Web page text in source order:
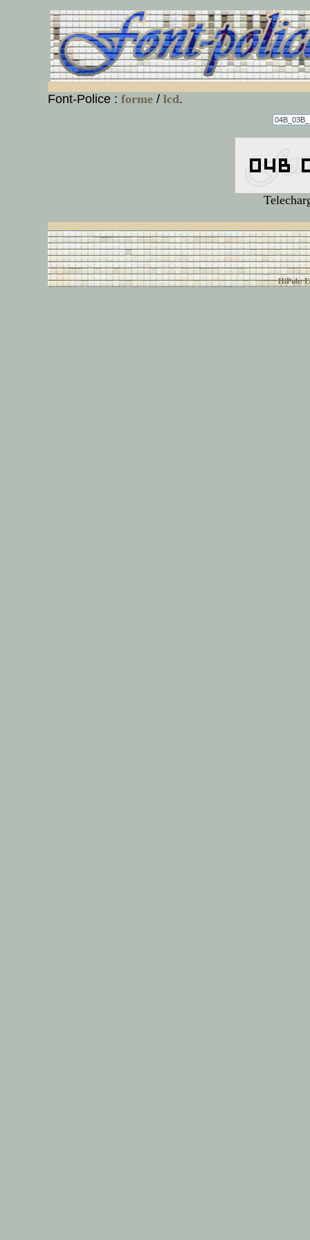
Font-Police : forme/ lcd.
HiPub: